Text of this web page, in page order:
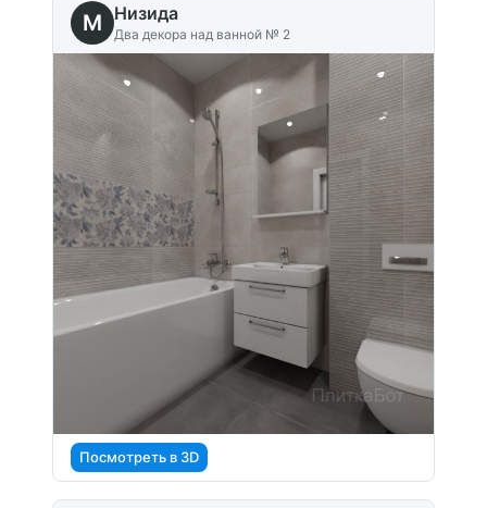
M Низида
Два декора над ванной № 2
Посмотреть в 3D